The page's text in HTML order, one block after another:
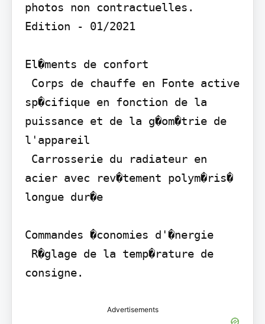
photos non contractuelles.
Edition - 01/2021
El�ments de confort
sp�cifique en fonction de la
puissance et de la g�om�trie de
l'appareil
acier avec rev�tement polym�ris�
longue dur�e
Commandes �conomies d'�nergie
consigne.
Advertisements